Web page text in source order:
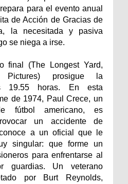
para el evento anual
de Acción de Gracias de
la necesitada y pasiva
se niega a irse.
final (The Longest Yard,
Pictures) prosigue la
19.55 horas. En esta
de 1974, Paul Crece, un
fútbol americano, es
un accidente de
a un oficial que le
singular: que forme un
para enfrentarse al
guardias. Un veterano
por Burt Reynolds,